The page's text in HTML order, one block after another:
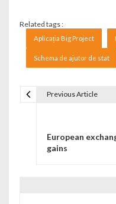
Related tags :
Aplicația Big Project
Schema de ajutor de stat
Previous Article
European
gains